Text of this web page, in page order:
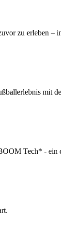
zu erleben
mit
Tech* - ein